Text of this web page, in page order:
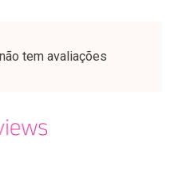
Laboratório
Por Menos
tem avaliações